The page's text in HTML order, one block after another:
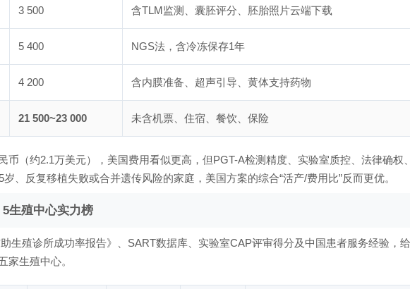
3 500 含TLM监测、囊胚评分、胚胎照片云端下载
5 400 NGS法，含冷冻保存1年
4 200 含内膜准备、超声引导、黄体支持药物
21 500~23 000 未含机票、住宿、餐饮、保险
币（约2.1万美元），美国费用看似更高，但PGT-A检测精度、实验室质控、法律确权
、反复移植失败或合并遗传风险的家庭，美国方案的综合“活产/费用比”反而更优。
生殖中心实力榜
生殖诊所成功率报告》、SART数据库、实验室CAP评审得分及中国患者服务经验，
家生殖中心。